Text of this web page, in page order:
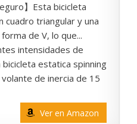
】Esta bicicleta
cuadro triangular y una
de V, lo que...
intensidades de
estatica spinning
de inercia de 15
Ver en Amazon